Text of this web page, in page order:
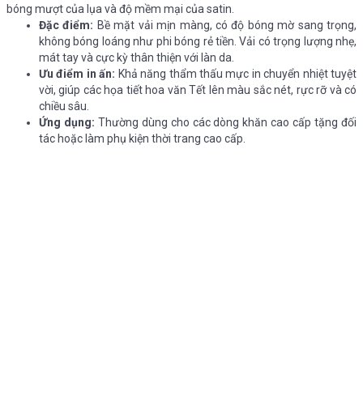
bóng mượt của lụa và độ mềm mại của satin.
Đặc điểm: Bề mặt vải mịn màng, có độ bóng mờ sang trọng,
không bóng loáng như phi bóng rẻ tiền. Vải có trọng lượng nhẹ,
mát tay và cực kỳ thân thiện với làn da.
Ưu điểm in ấn: Khả năng thẩm thấu mực in chuyển nhiệt tuyệt
vời, giúp các họa tiết hoa văn Tết lên màu sắc nét, rực rỡ và có
chiều sâu.
Ứng dụng: Thường dùng cho các dòng khăn cao cấp tặng đối
tác hoặc làm phụ kiện thời trang cao cấp.